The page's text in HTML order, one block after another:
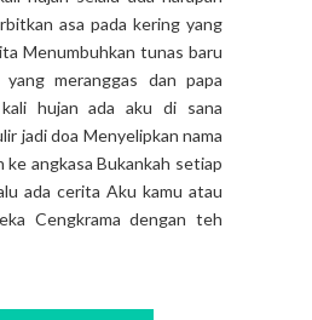
asa pada kering yang
Menumbuhkan tunas baru
meranggas dan papa
hujan ada aku di sana
jadi doa Menyelipkan nama
ke angkasa Bukankah setiap
ada cerita Aku kamu atau
Cengkrama dengan teh